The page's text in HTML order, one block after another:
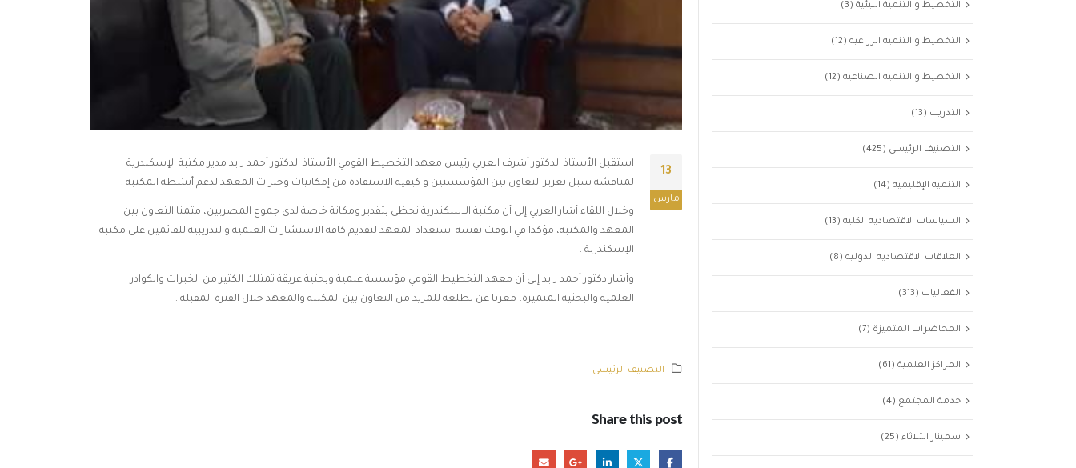
13
مارس
استقبل الأستاذ الدكتور أشرف العربي رئيس معهد التخطيط القومي الأستاذ الدكتور أحمد زايد مدير مكتبة الإسكندرية
لمناقشة سبل تعزيز التعاون بين المؤسستين و كيفية الاستفادة من إمكانيات وخبرات المعهد لدعم أنشطة المكتبة .
وخلال اللقاء أشار العربي إلى أن مكتبة الاسكندرية تحظى بتقدير ومكانة خاصة لدى جموع المصريين، مثمنا التعاون بين
المعهد والمكتبة، مؤكدا في الوقت نفسه استعداد المعهد لتقديم كافة الاستشارات العلمية والتدريبية للقائمين على مكتبة
الإسكندرية .
وأشار دكتور أحمد زايد إلى أن معهد التخطيط القومي مؤسسة علمية وبحثية عريقة تمتلك الكثير من الخبرات والكوادر
العلمية والبحثية المتميزة، معربا عن تطلعه للمزيد من التعاون بين المكتبة والمعهد خلال الفترة المقبلة .
التصنيف الرئيسى
Share this post
التخطيط و التنمية البيئية (3)
التخطيط و التنميه الزراعيه (12)
التخطيط و التنميه الصناعيه (12)
التدريب (13)
التصنيف الرئيسى (425)
التنميه الإقليميه (14)
السياسات الاقتصاديه الكليه (13)
العلاقات الاقتصاديه الدوليه (8)
الفعاليات (313)
المحاضرات المتميزة (7)
المراكز العلمية (61)
خدمة المجتمع (4)
سمينار الثلاثاء (25)